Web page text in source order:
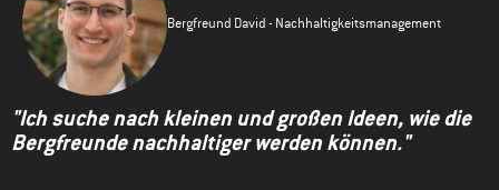
Bergfreund David - Nachhaltigkeitsmanagement
"Ich suche nach kleinen und großen Ideen, wie die
Bergfreunde nachhaltiger werden können."